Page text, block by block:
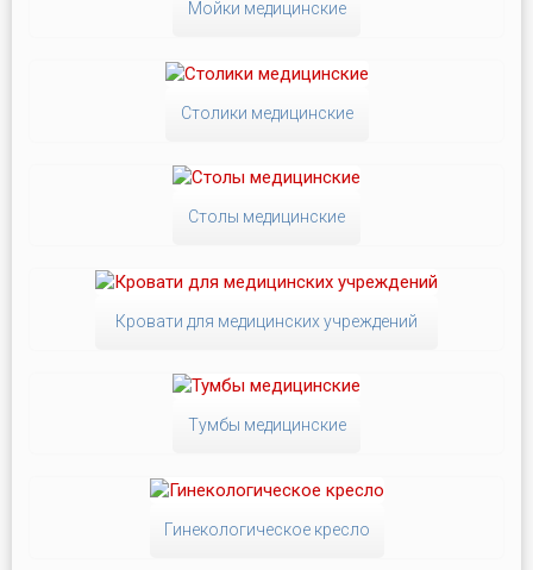
Мойки медицинские
Столики медицинские
Столы медицинские
Кровати для медицинских учреждений
Тумбы медицинские
Гинекологическое кресло